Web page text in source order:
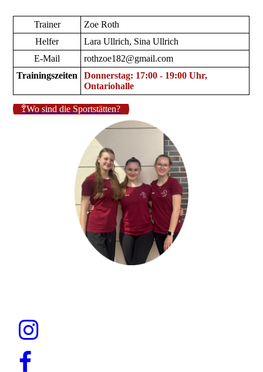
Trainer
Zoe Roth
Helfer
Lara Ullrich, Sina Ullrich
E-Mail
rothzoe182@gmail.com
Trainingszeiten
Donnerstag: 17:00 - 19:00 Uhr,
Ontariohalle
🚏Wo sind die Sportstätten?